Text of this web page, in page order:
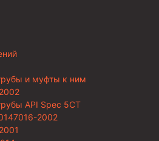
и муфты к ним
API Spec 5CT
2002